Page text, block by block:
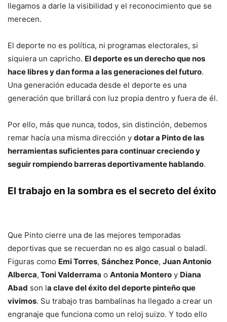
llegamos a darle la visibilidad y el reconocimiento que se
merecen.
El deporte no es política, ni programas electorales, si
siquiera un capricho. El deporte es un derecho que nos
hace libres y dan forma a las generaciones del futuro.
Una generación educada desde el deporte es una
generación que brillará con luz propia dentro y fuera de él.
Por ello, más que nunca, todos, sin distinción, debemos
remar hacía una misma dirección y dotar a Pinto de las
herramientas suficientes para continuar creciendo y
seguir rompiendo barreras deportivamente hablando.
El trabajo en la sombra es el secreto del éxito
Que Pinto cierre una de las mejores temporadas
deportivas que se recuerdan no es algo casual o baladí.
Figuras como Emi Torres, Sánchez Ponce, Juan Antonio
Alberca, Toni Valderrama o Antonia Montero y Diana
Abad son la clave del éxito del deporte pinteño que
vivimos. Su trabajo tras bambalinas ha llegado a crear un
engranaje que funciona como un reloj suizo. Y todo ello